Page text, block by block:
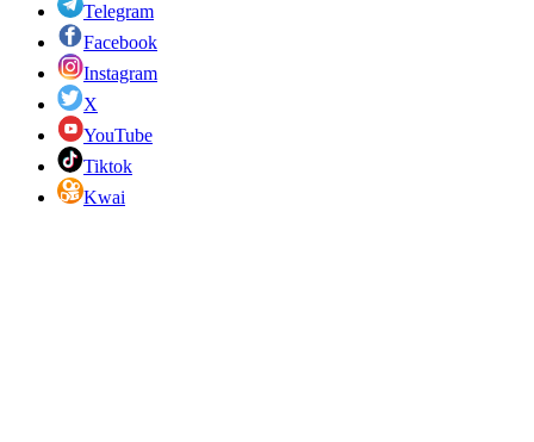
Telegram
Facebook
Instagram
X
YouTube
Tiktok
Kwai